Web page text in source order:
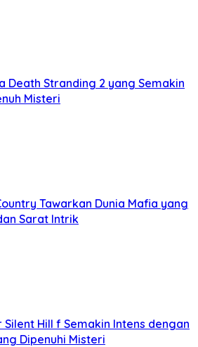
Death Stranding 2 yang Semakin
Misteri
Tawarkan Dunia Mafia yang
Sarat Intrik
Hill f Semakin Intens dengan
Dipenuhi Misteri